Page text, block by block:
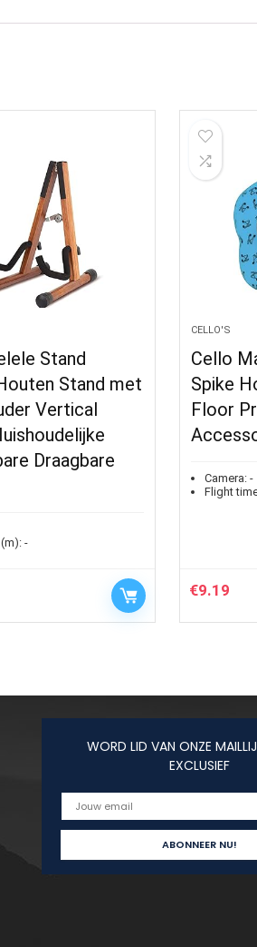
Stand
Stand met
Vertical
Draagbare
-
CELLO'S
Cello
Spike
Floor
Camera: -
Flight
€9.19
WORD LID VAN ONZE
EXCLUSIEF